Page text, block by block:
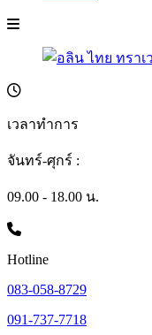
เวลาทำการ
จันทร์-ศุกร์ :
09.00 - 18.00 น.
Hotline
083-058-8729
091-737-7718